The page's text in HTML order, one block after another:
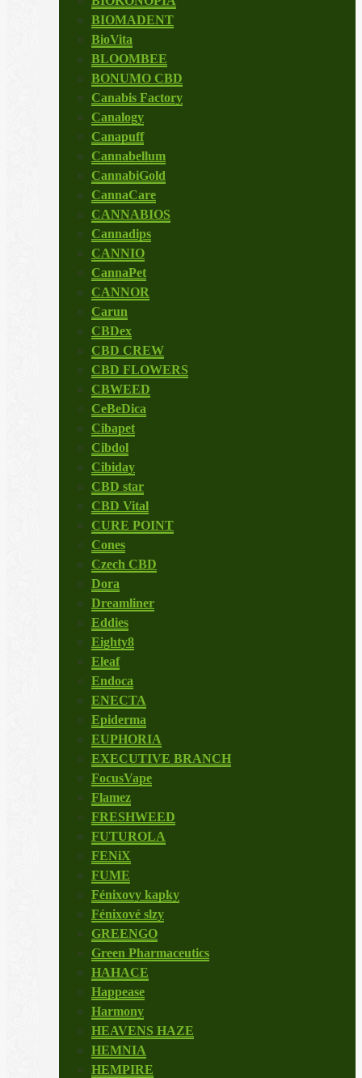
BIOMADENT
BioVita
BLOOMBEE
BONUMO CBD
Canabis Factory
Canalogy
Canapuff
Cannabellum
CannabiGold
CannaCare
CANNABIOS
Cannadips
CANNIO
CannaPet
CANNOR
Carun
CBDex
CBD CREW
CBD FLOWERS
CBWEED
CeBeDica
Cibapet
Cibdol
Cibiday
CBD star
CBD Vital
CURE POINT
Cones
Czech CBD
Dora
Dreamliner
Eddies
Eighty8
Eleaf
Endoca
ENECTA
Epiderma
EUPHORIA
EXECUTIVE BRANCH
FocusVape
Flamez
FRESHWEED
FUTUROLA
FENiX
FUME
Fénixovy kapky
Fénixové slzy
GREENGO
Green Pharmaceutics
HAHACE
Happease
Harmony
HEAVENS HAZE
HEMNIA
HEMPIRE